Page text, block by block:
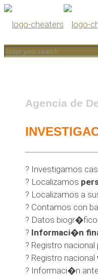
Agencia de
? Investigamos
? Localizamos
? Localizamos a
? Contamos con
? Datos
? Informaci�n
? Registro nacional
? Registro nacional
? Informaci�n